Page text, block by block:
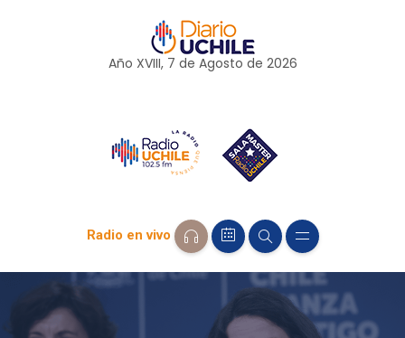
Año XVIII, 7 de Agosto de 2026
Radio en vivo